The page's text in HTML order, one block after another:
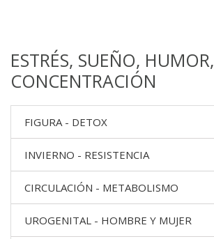
ESTRÉS, SUEÑO, HUMOR,
CONCENTRACIÓN
FIGURA - DETOX
INVIERNO - RESISTENCIA
CIRCULACIÓN - METABOLISMO
UROGENITAL - HOMBRE Y MUJER